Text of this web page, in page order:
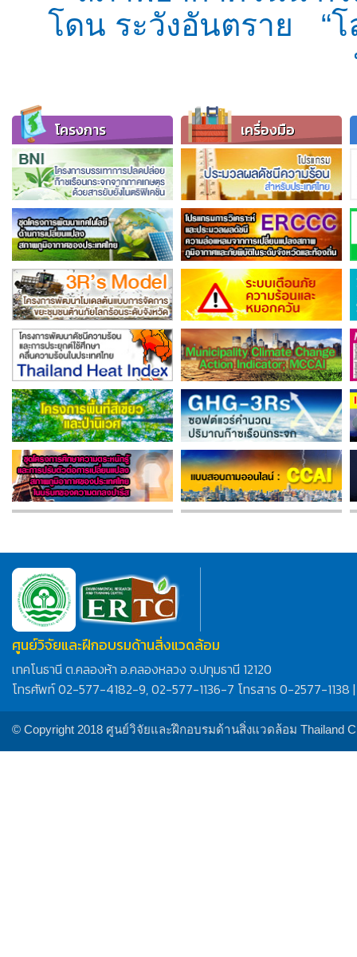
โดน ระวังอันตราย
“
โครงการ เครื่องมือ
ศูนย์วิจัยและฝึกอบรมด้านสิ่งแวดล้อม
เทคโนธานี ต.คลองห้า อ.คลองหลวง จ.ปทุมธานี 12120
โทรศัพท์ 02-577-4182-9, 02-577-1136-7 โทรสาร 0-2577-1138
© Copyright 2018 ศูนย์วิจัยและฝึกอบรมด้านสิ่งแวดล้อม Thailand